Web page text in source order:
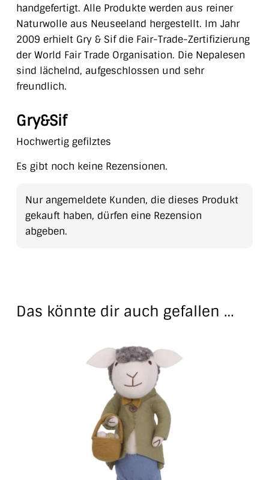
handgefertigt. Alle Produkte werden aus reiner
Naturwolle aus Neuseeland hergestellt. Im Jahr
2009 erhielt Gry & Sif die Fair-Trade-Zertifizierung
der World Fair Trade Organisation. Die Nepalesen
sind lächelnd, aufgeschlossen und sehr
freundlich.
Gry&Sif
Hochwertig gefilztes
Es gibt noch keine Rezensionen.
Nur angemeldete Kunden, die dieses Produkt
gekauft haben, dürfen eine Rezension
abgeben.
Das könnte dir auch gefallen …